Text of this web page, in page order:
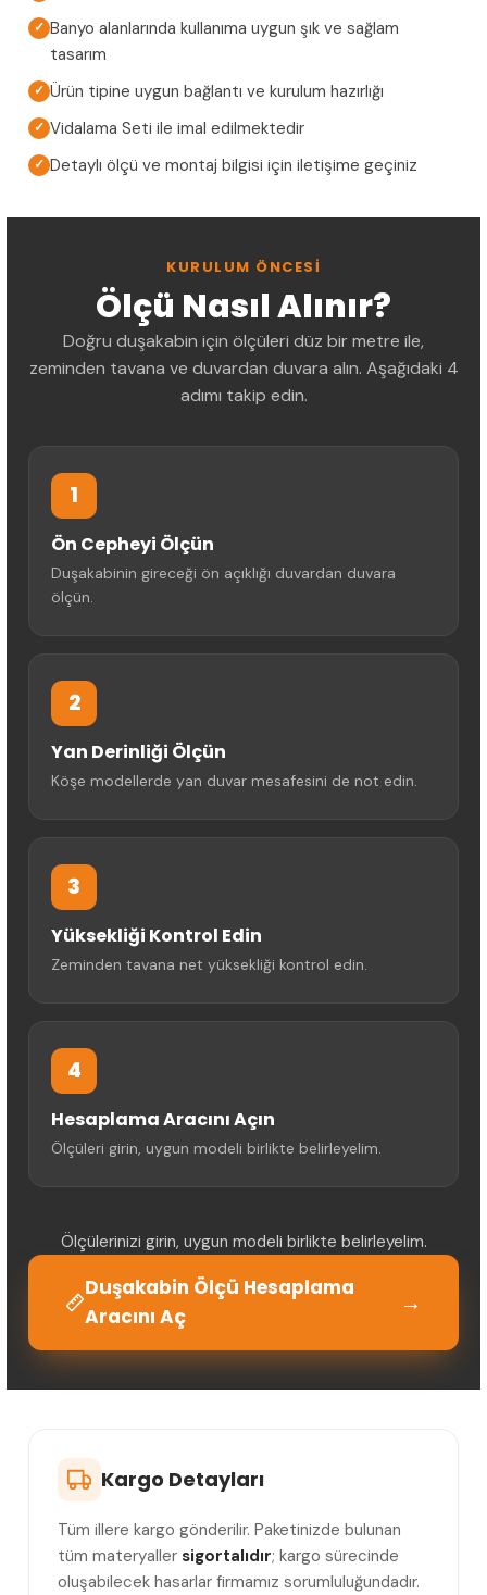
✓ Banyo alanlarında kullanıma uygun şık ve sağlam
tasarım
✓ Ürün tipine uygun bağlantı ve kurulum hazırlığı
✓ Vidalama Seti ile imal edilmektedir
✓ Detaylı ölçü ve montaj bilgisi için iletişime geçiniz
KURULUM ÖNCESI
Ölçü Nasıl Alınır?
Doğru duşakabin için ölçüleri düz bir metre ile,
zeminden tavana ve duvardan duvara alın. Aşağıdaki 4
adımı takip edin.
1
Ön Cepheyi Ölçün
Duşakabinin gireceği ön açıklığı duvardan duvara
ölçün.
2
Yan Derinliği Ölçün
Köşe modellerde yan duvar mesafesini de not edin.
3
Yüksekliği Kontrol Edin
Zeminden tavana net yüksekliği kontrol edin.
4
Hesaplama Aracını Açın
Ölçüleri girin, uygun modeli birlikte belirleyelim.
Ölçülerinizi girin, uygun modeli birlikte belirleyelim.
Duşakabin Ölçü Hesaplama
Aracını Aç
→
Kargo Detayları
Tüm illere kargo gönderilir. Paketinizde bulunan
tüm materyaller sigortalıdır; kargo sürecinde
oluşabilecek hasarlar firmamız sorumluluğundadır.